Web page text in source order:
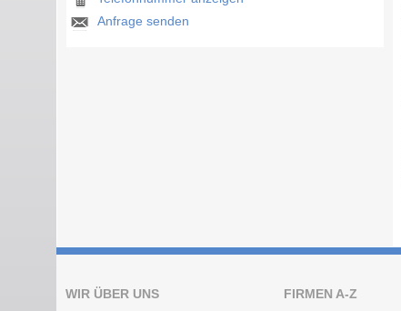
Anfrage senden
WIR ÜBER UNS FIRMEN A-Z